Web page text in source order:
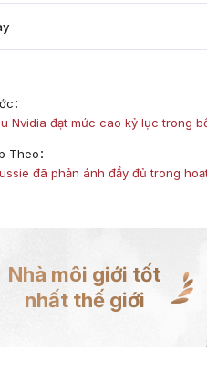
：
Nvidia đạt mức cao kỷ lục trong
Theo：
đã phản ánh đầy đủ trong
Nhà môi giới tốt
nhất thế giới